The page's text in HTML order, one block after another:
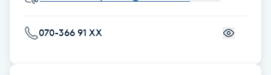
Friskvårdsmassage
Frisör
070-366 91 XX